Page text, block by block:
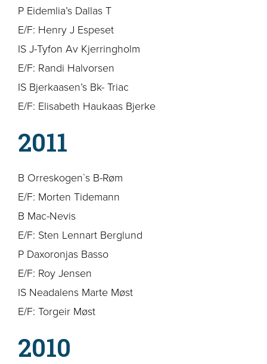
P Eidemlia’s Dallas T
E/F: Henry J Espeset
IS J-Tyfon Av Kjerringholm
E/F: Randi Halvorsen
IS Bjerkaasen’s Bk- Triac
E/F: Elisabeth Haukaas Bjerke
2011
B Orreskogen`s B-Røm
E/F: Morten Tidemann
B Mac-Nevis
E/F: Sten Lennart Berglund
P Daxoronjas Basso
E/F: Roy Jensen
IS Neadalens Marte Møst
E/F: Torgeir Møst
2010